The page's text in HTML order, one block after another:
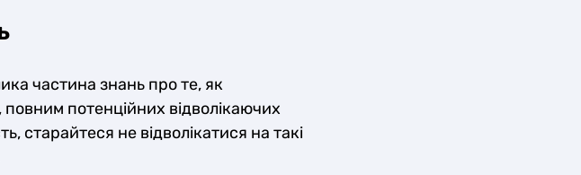
частина знань про те, як
потенційних відволікаючих
старайтеся не відволікатися на такі